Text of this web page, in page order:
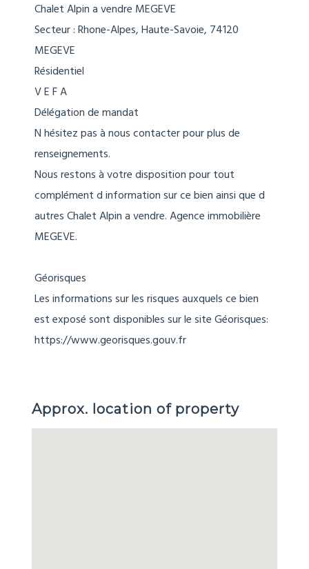
Chalet Alpin a vendre MEGEVE
Secteur : Rhone-Alpes, Haute-Savoie, 74120
MEGEVE
Résidentiel
V E F A
Délégation de mandat
N hésitez pas à nous contacter pour plus de
renseignements.
Nous restons à votre disposition pour tout
complément d information sur ce bien ainsi que d
autres Chalet Alpin a vendre. Agence immobilière
MEGEVE.
Géorisques
Les informations sur les risques auxquels ce bien
est exposé sont disponibles sur le site Géorisques:
https://www.georisques.gouv.fr
Approx. location of property